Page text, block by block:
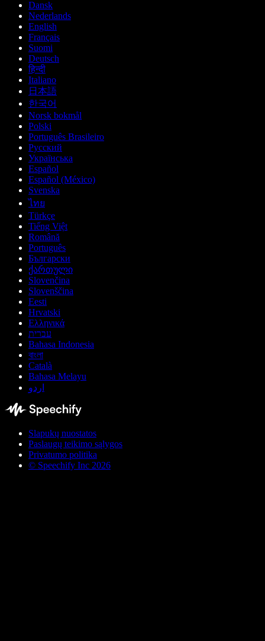
Dansk
Nederlands
English
Français
Suomi
Deutsch
हिन्दी
Italiano
日本語
한국어
Norsk bokmål
Polski
Português Brasileiro
Русский
Українська
Español
Español (México)
Svenska
ไทย
Türkçe
Tiếng Việt
Română
Português
Български
ქართული
Slovenčina
Slovenščina
Eesti
Hrvatski
Ελληνικά
עברית
Bahasa Indonesia
বাংলা
Català
Bahasa Melayu
اردو
Slapukų nuostatos
Paslaugų teikimo sąlygos
Privatumo politika
© Speechify Inc 2026